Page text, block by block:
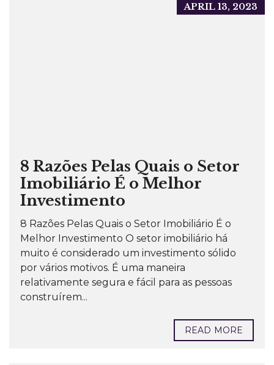
APRIL 13, 2023
8 Razões Pelas Quais o Setor
Imobiliário É o Melhor
Investimento
8 Razões Pelas Quais o Setor Imobiliário É o
Melhor Investimento O setor imobiliário há
muito é considerado um investimento sólido
por vários motivos. É uma maneira
relativamente segura e fácil para as pessoas
construírem...
READ MORE